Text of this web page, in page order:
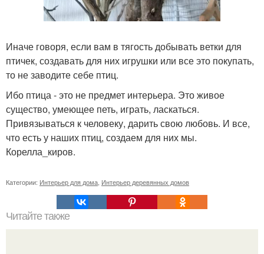
Иначе говоря, если вам в тягость добывать ветки для
птичек, создавать для них игрушки или все это покупать,
то не заводите себе птиц.
Ибо птица - это не предмет интерьера. Это живое
существо, умеющее петь, играть, ласкаться.
Привязываться к человеку, дарить свою любовь. И все,
что есть у наших птиц, создаем для них мы.
Корелла_киров.
Категории: Интерьер для дома Интерьер деревянных домов
Читайте также